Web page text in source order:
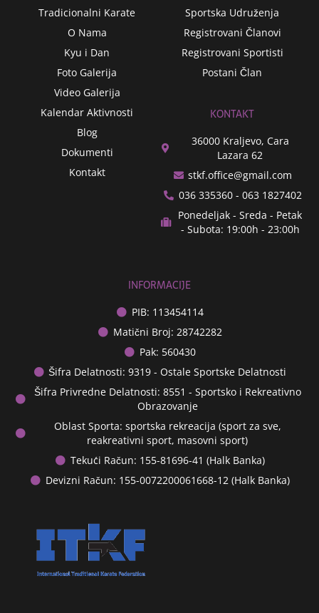
Tradicionalni Karate
O Nama
Kyu i Dan
Foto Galerija
Video Galerija
Kalendar Aktivnosti
Blog
Dokumenti
Kontakt
Sportska Udruženja
Registrovani Članovi
Registrovani Sportisti
Postani Član
KONTAKT
36000 Kraljevo, Cara
Lazara 62
stkf.office@gmail.com
036 335360 - 063 1827402
Ponedeljak - Sreda - Petak
- Subota: 19:00h - 23:00h
INFORMACIJE
PIB: 113454114
Matični Broj: 28742282
Pak: 560430
Šifra Delatnosti: 9319 - Ostale Sportske Delatnosti
Šifra Privredne Delatnosti: 8551 - Sportsko i Rekreativno
Obrazovanje
Oblast Sporta: sportska rekreacija (sport za sve,
reakreativni sport, masovni sport)
Tekući Račun: 155-81696-41 (Halk Banka)
Devizni Račun: 155-0072200061668-12 (Halk Banka)